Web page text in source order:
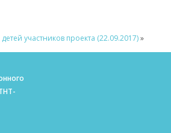
участников проекта (22.09.2017)»